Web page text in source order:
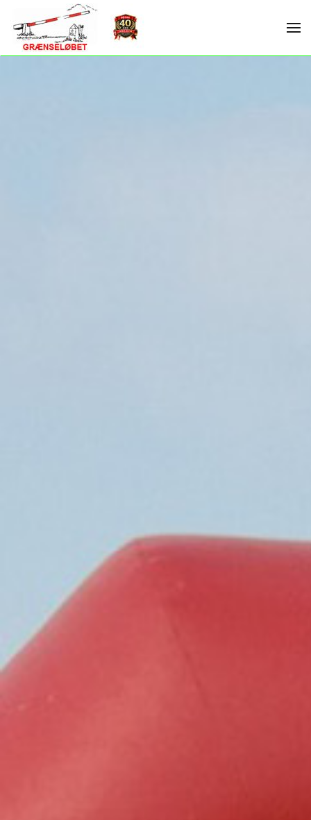
Skip to main content